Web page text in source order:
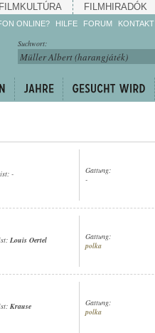
FILMKULTÚRA FILMHIRADÓK
ONLINE? HILFE
Machen Sie mit!
Reden Sie mit!
weiter!
FORUM KONTAKT
Suchwort:
-
Gattung:
-
Louis Oertel
Gattung:
polka
Krause
Gattung:
polka